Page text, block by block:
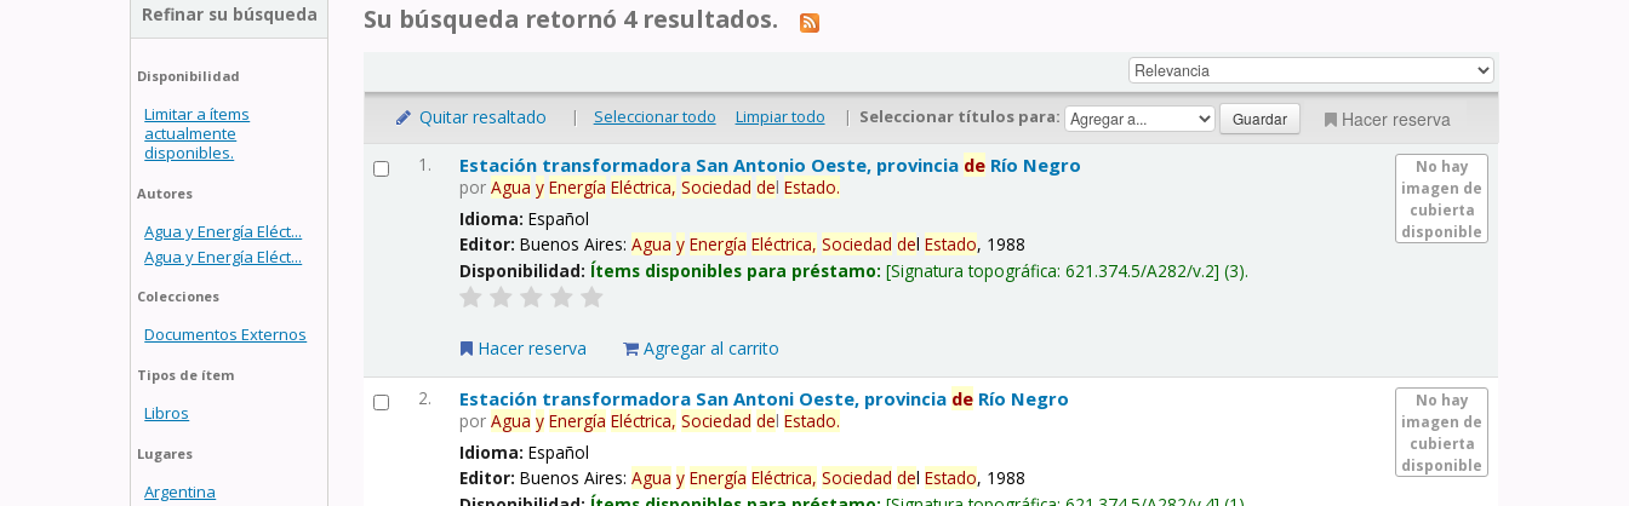
Refinar su búsqueda
Disponibilidad
Limitar a ítems
actualmente
disponibles.
Autores
Agua y Energía Eléct...
Agua y Energía Eléct...
Colecciones
Documentos Externos
Tipos de ítem
Libros
Lugares
Argentina
Su búsqueda retornó 4 resultados.
Quitar resaltado | Seleccionar todo Limpiar todo | Seleccionar títulos para: Hacer reserva
1.
No hay
imagen de
cubierta
disponible
Estación transformadora San Antonio Oeste, provincia de Río Negro
porAgua y Energía Eléctrica, Sociedad delEstado.
Idioma:Español
Editor:Buenos Aires:Agua y Energía Eléctrica, Sociedad delEstado, 1988
Disponibilidad: Ítems disponibles para préstamo: Signatura topográfica:621.374.5/A282/v.2 (3).
Hacer reserva Agregar al carrito
2.
No hay
imagen de
cubierta
disponible
Estación transformadora San Antoni Oeste, provincia de Río Negro
porAgua y Energía Eléctrica, Sociedad delEstado.
Idioma:Español
Editor:Buenos Aires:Agua y Energía Eléctrica, Sociedad delEstado, 1988